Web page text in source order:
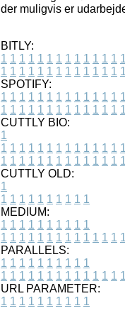
der muligvis er
BITLY:
1 1 1 1 1 1 1 1 1 1 1 1 1 1
1 1 1 1 1 1 1 1 1 1 1 1 1 1
SPOTIFY:
1 1 1 1 1 1 1 1 1 1 1 1 1 1
1 1 1 1 1 1 1 1 1 1 1 1 1 1
CUTTLY BIO:
1
1 1 1 1 1 1 1 1 1 1 1 1 1 1
1 1 1 1 1 1 1 1 1 1 1 1 1 1
CUTTLY OLD:
1
1 1 1 1 1 1 1 1 1 1
MEDIUM:
1 1 1 1 1 1 1 1 1 1
1 1 1 1 1 1 1 1 1 1 1 1 1 1
PARALLELS:
1 1 1 1 1 1 1 1 1 1
1 1 1 1 1 1 1 1 1 1 1 1 1 1
URL PARAMETER:
1 1 1 1 1 1 1 1 1 1